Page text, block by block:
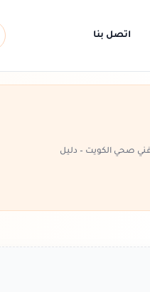
اتصل بنا
صحي الكويت – دليل